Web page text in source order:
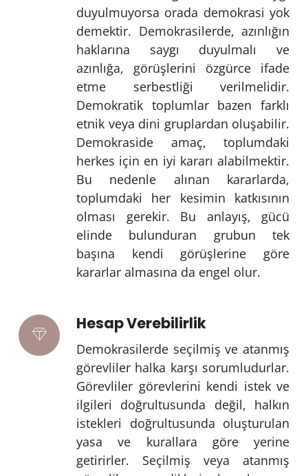
duyulmuyorsa orada demokrasi yok
demektir. Demokrasilerde, azınlığın
haklarına saygı duyulmalı ve
azınlığa, görüşlerini özgürce ifade
etme serbestliği verilmelidir.
Demokratik toplumlar bazen farklı
etnik veya dini gruplardan oluşabilir.
Demokraside amaç, toplumdaki
herkes için en iyi kararı alabilmektir.
Bu nedenle alınan kararlarda,
toplumdaki her kesimin katkısının
olması gerekir. Bu anlayış, gücü
elinde bulunduran grubun tek
başına kendi görüşlerine göre
kararlar almasına da engel olur.
Hesap Verebilirlik
Demokrasilerde seçilmiş ve atanmış
görevliler halka karşı sorumludurlar.
Görevliler görevlerini kendi istek ve
ilgileri doğrultusunda değil, halkın
istekleri doğrultusunda oluşturulan
yasa ve kurallara göre yerine
getirirler. Seçilmiş veya atanmış